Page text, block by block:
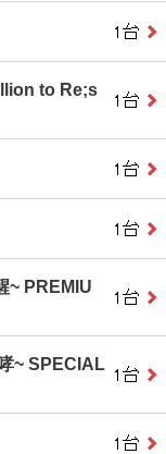
to Re;s
~ PREMIU
~ SPECIAL